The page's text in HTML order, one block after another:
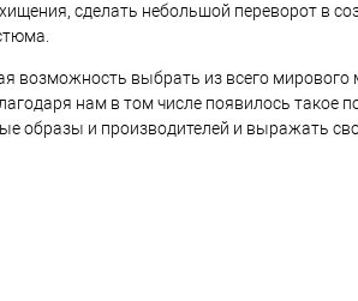
сделать небольшой переворот в
возможность выбрать из всего мирового
нам в том числе появилось такое
образы и производителей и выражать